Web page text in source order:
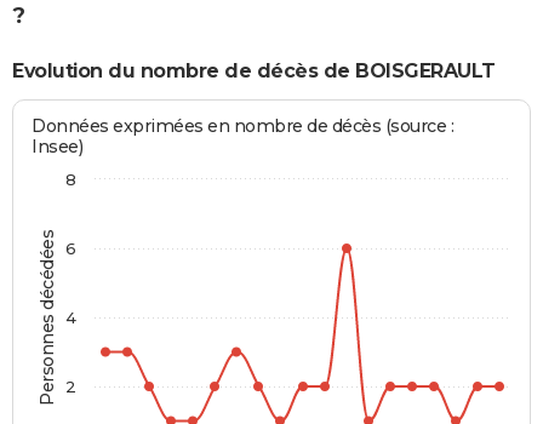
?
Evolution du nombre de décès de BOISGERAULT
Personnes décédées
Données exprimées en nombre de décès (source :
Insee)
2
4
6
8